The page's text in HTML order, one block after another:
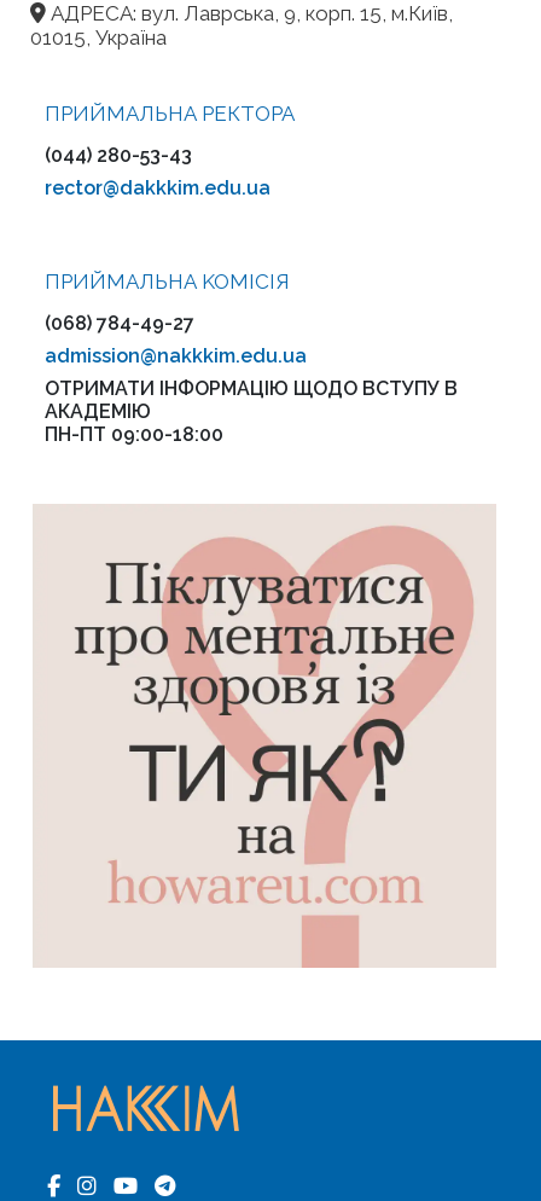
АДРЕСА: вул. Лаврська, 9, корп. 15, м.Київ,
01015, Україна
ПРИЙМАЛЬНА РЕКТОРА
(044) 280-53-43
rector@dakkkim.edu.ua
ПРИЙМАЛЬНА KOMІСІЯ
(068) 784-49-27
admission@nakkkim.edu.ua
ОТРИМАТИ ІНФОРМАЦІЮ ЩОДО ВСТУПУ В
АКАДЕМІЮ
ПН-ПТ 09:00-18:00